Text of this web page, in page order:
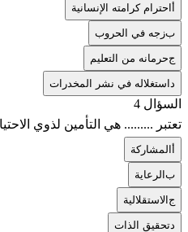
أ احترام كرامته الإنسانية
بزجه في الحروب
جحرمانه من التعليم
د استغلاله في نشر المخدرات
السؤال 4
تعتبر ......... هي التأمين لذوي
أ المشاركة
ب الرعاية
ج الاستقلالية
دتحقيق الذات